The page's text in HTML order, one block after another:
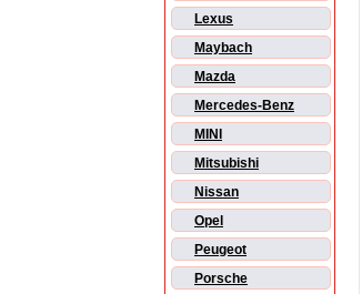
Lexus
Maybach
Mazda
Mercedes-Benz
MINI
Mitsubishi
Nissan
Opel
Peugeot
Porsche